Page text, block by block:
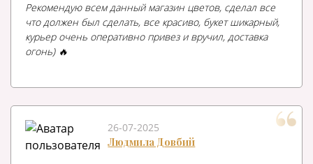
Рекомендую всем данный магазин цветов, сделал все
что должен был сделать, все красиво, букет шикарный,
курьер очень оперативно привез и вручил, доставка
огонь) 🔥
26-07-2025
Людмила Довбий